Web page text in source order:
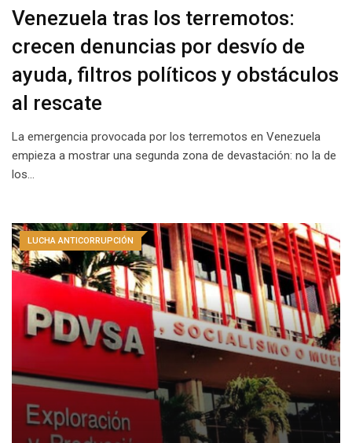
Venezuela tras los terremotos:
crecen denuncias por desvío de
ayuda, filtros políticos y obstáculos
al rescate
La emergencia provocada por los terremotos en Venezuela
empieza a mostrar una segunda zona de devastación: no la de
los…
LUCHA ANTICORRUPCIÓN